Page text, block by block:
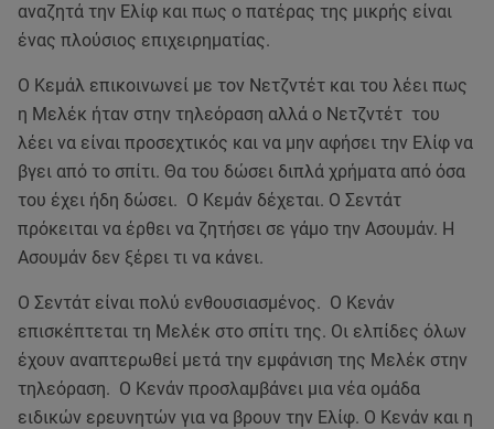
αναζητά την Ελίφ και πως ο πατέρας της μικρής είναι
ένας πλούσιος επιχειρηματίας.
Ο Κεμάλ επικοινωνεί με τον Νετζντέτ και του λέει πως
η Μελέκ ήταν στην τηλεόραση αλλά ο Νετζντέτ του
λέει να είναι προσεχτικός και να μην αφήσει την Ελίφ να
βγει από το σπίτι. Θα του δώσει διπλά χρήματα από όσα
του έχει ήδη δώσει. Ο Κεμάν δέχεται. Ο Σεντάτ
πρόκειται να έρθει να ζητήσει σε γάμο την Ασουμάν. Η
Ασουμάν δεν ξέρει τι να κάνει.
Ο Σεντάτ είναι πολύ ενθουσιασμένος. Ο Κενάν
επισκέπτεται τη Μελέκ στο σπίτι της. Οι ελπίδες όλων
έχουν αναπτερωθεί μετά την εμφάνιση της Μελέκ στην
τηλεόραση. Ο Κενάν προσλαμβάνει μια νέα ομάδα
ειδικών ερευνητών για να βρουν την Ελίφ. Ο Κενάν και η